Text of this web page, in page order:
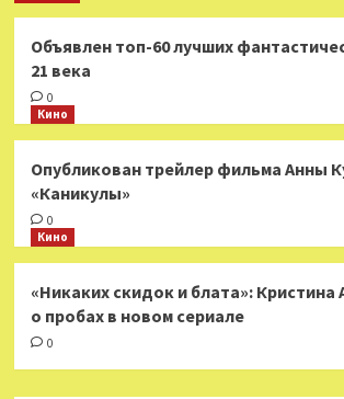
Объявлен топ-60 лучших
21 века
0
Кино
Опубликован трейлер фильма Анны
«Каникулы»
0
Кино
«Никаких скидок и блата»: Кристина
о пробах в новом сериале
0